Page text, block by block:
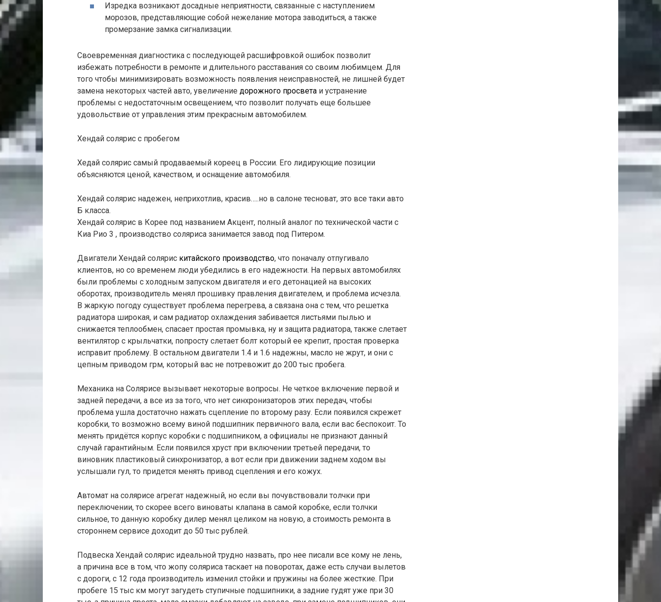
Изредка возникают досадные неприятности, связанные с наступлением
морозов, представляющие собой нежелание мотора заводиться, а также
промерзание замка сигнализации.
Своевременная диагностика с последующей расшифровкой ошибок позволит
избежать потребности в ремонте и длительного расставания со своим любимцем. Для
того чтобы минимизировать возможность появления неисправностей, не лишней будет
замена некоторых частей авто, увеличение дорожного просвета и устранение
проблемы с недостаточным освещением, что позволит получать еще большее
удовольствие от управления этим прекрасным автомобилем.
Хендай солярис с пробегом
Хедай солярис самый продаваемый кореец в России. Его лидирующие позиции
объясняются ценой, качеством, и оснащение автомобиля.
Хендай солярис надежен, неприхотлив, красив…..но в салоне тесноват, это все таки авто
Б класса.
Хендай солярис в Корее под названием Акцент, полный аналог по технической части с
Киа Рио 3 , производство соляриса занимается завод под Питером.
Двигатели Хендай солярис китайского производство, что поначалу отпугивало
клиентов, но со временем люди убедились в его надежности. На первых автомобилях
были проблемы с холодным запуском двигателя и его детонацией на высоких
оборотах, производитель менял прошивку правления двигателем, и проблема исчезла.
В жаркую погоду существует проблема перегрева, а связана она с тем, что решетка
радиатора широкая, и сам радиатор охлаждения забивается листьями пылью и
снижается теплообмен, спасает простая промывка, ну и защита радиатора, также слетает
вентилятор с крыльчатки, попросту слетает болт который ее крепит, простая проверка
исправит проблему. В остальном двигатели 1.4 и 1.6 надежны, масло не жрут, и они с
цепным приводом грм, который вас не потревожит до 200 тыс пробега.
Механика на Солярисе вызывает некоторые вопросы. Не четкое включение первой и
задней передачи, а все из за того, что нет синхронизаторов этих передач, чтобы
проблема ушла достаточно нажать сцепление по второму разу. Если появился скрежет
коробки, то возможно всему виной подшипник первичного вала, если вас беспокоит. То
менять придётся корпус коробки с подшипником, а официалы не признают данный
случай гарантийным. Если появился хруст при включении третьей передачи, то
виновник пластиковый синхронизатор, а вот если при движении заднем ходом вы
услышали гул, то придется менять привод сцепления и его кожух.
Автомат на солярисе агрегат надежный, но если вы почувствовали толчки при
переключении, то скорее всего виноваты клапана в самой коробке, если толчки
сильное, то данную коробку дилер менял целиком на новую, а стоимость ремонта в
стороннем сервисе доходит до 50 тыс рублей.
Подвеска Хендай солярис идеальной трудно назвать, про нее писали все кому не лень,
а причина все в том, что жопу соляриса таскает на поворотах, даже есть случаи вылетов
с дороги, с 12 года производитель изменил стойки и пружины на более жесткие. При
пробеге 15 тыс км могут загудеть ступичные подшипники, а задние гудят уже при 30